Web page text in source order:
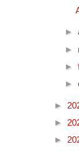
►
►
►
►
►
►
►